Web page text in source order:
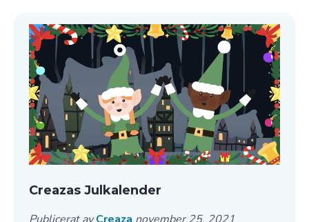
Creazas Julkalender